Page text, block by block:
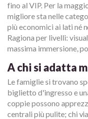
fino al VIP. Per la
migliore sta nelle
più economici ai lati né
Ragiona per livelli:
massima immersione,
A chi si adatta
Le famiglie si trovano
biglietto d'ingresso e
coppie possono
centrali più pulite; chi